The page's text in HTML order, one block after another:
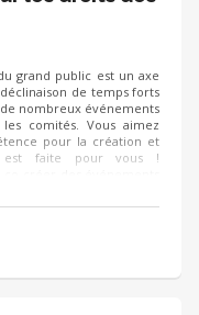
grand public est un axe
déclinaison de temps forts
nombreux événements
comités. Vous aimez
pour la création et
est faite pour vous !
connaitre les droits de
d’événements